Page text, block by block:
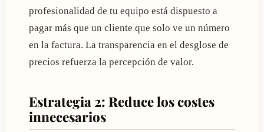
profesionalidad de tu equipo está dispuesto a
pagar más que un cliente que solo ve un número
en la factura. La transparencia en el desglose de
precios refuerza la percepción de valor.
Estrategia 2: Reduce los costes
innecesarios